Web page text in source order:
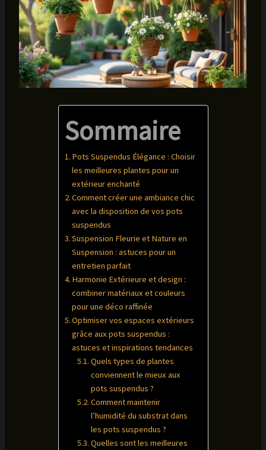
Sommaire
Pots Suspendus Élégance : Choisir
les meilleures plantes pour un
extérieur enchanté
Comment créer une ambiance chic
avec la disposition de vos pots
suspendus
Suspension Fleurie et Nature en
Suspension : astuces pour un
entretien parfait
Harmonie Extérieure et design :
combiner matériaux et couleurs
pour une déco raffinée
Optimiser vos espaces extérieurs
grâce aux pots suspendus :
astuces et inspirations tendances
Quels types de plantes
conviennent le mieux aux
pots suspendus ?
Comment maintenir
l’humidité du substrat dans
les pots suspendus ?
Quelles sont les meilleures